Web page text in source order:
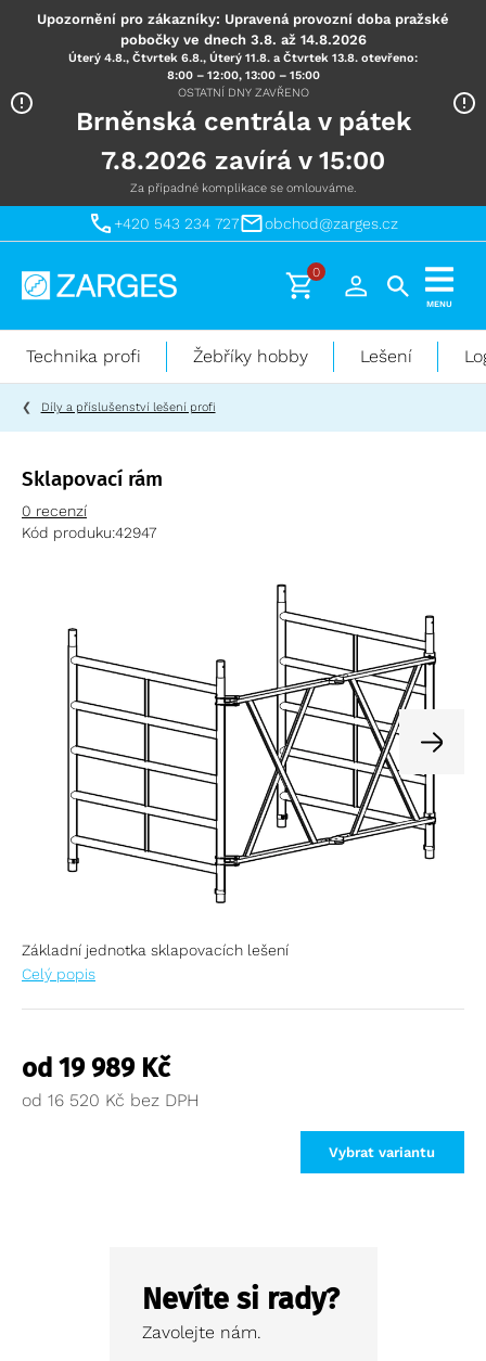
Upozornění pro zákazníky: Upravená provozní doba pražské
pobočky ve dnech 3.8. až 14.8.2026
Úterý 4.8., Čtvrtek 6.8., Úterý 11.8. a Čtvrtek 13.8. otevřeno:
8:00 – 12:00, 13:00 – 15:00
OSTATNÍ DNY ZAVŘENO
Brněnská centrála v pátek
7.8.2026 zavírá v 15:00
Za případné komplikace se omlouváme.
+420 543 234 727 obchod@zarges.cz
Technika
práci
výškách
0
MENU
Technika profi Žebříky hobby Lešení
Díly a příslušenství lešení profi
Sklapovací rám
0 recenzí
Kód produku:42947
Základní jednotka sklapovacích lešení
Celý popis
od 19 989 Kč
od 16 520 Kč
Vybrat variantu
Nevíte si rady?
Zavolejte nám.